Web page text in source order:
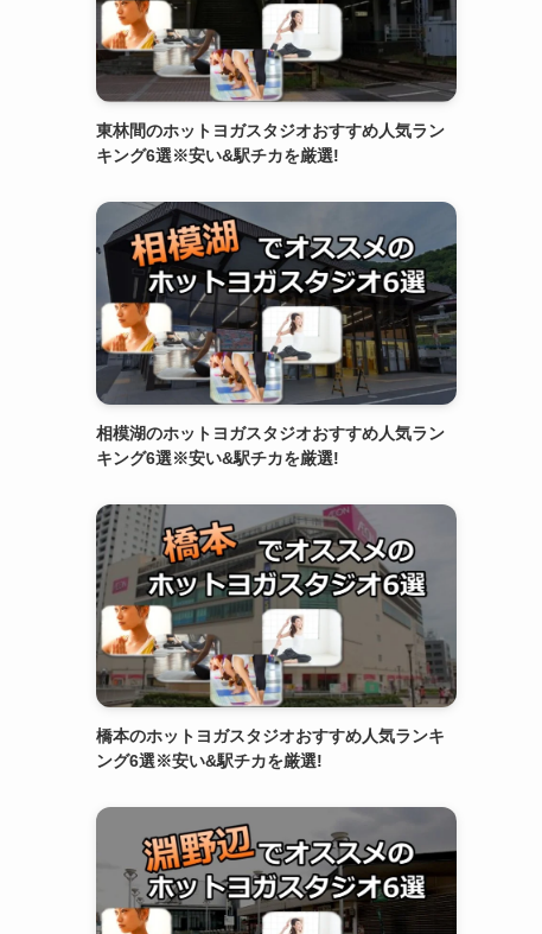
東林間のホットヨガスタジオおすすめ人気ラン
キング6選※安い&駅チカを厳選!
相模湖のホットヨガスタジオおすすめ人気ラン
キング6選※安い&駅チカを厳選!
橋本のホットヨガスタジオおすすめ人気ランキ
ング6選※安い&駅チカを厳選!